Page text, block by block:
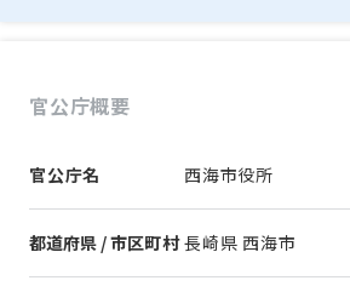
官公庁概要
官公庁名 西海市役所
都道府県 / 市区町村 長崎県 西海市